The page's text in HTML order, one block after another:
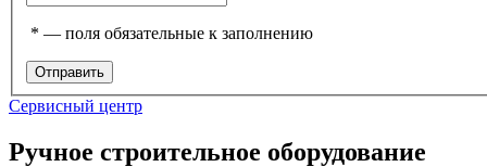
* — поля обязательные к заполнению
Сервисный центр
Ручное строительное оборудование